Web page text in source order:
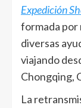
Expedición
formada por
diversas
viajando
Chongqing,
La